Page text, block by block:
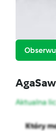
Aktualna
Który